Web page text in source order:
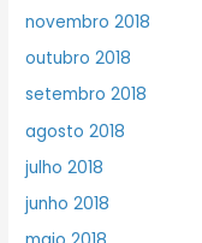
novembro 2018
outubro 2018
setembro 2018
agosto 2018
julho 2018
junho 2018